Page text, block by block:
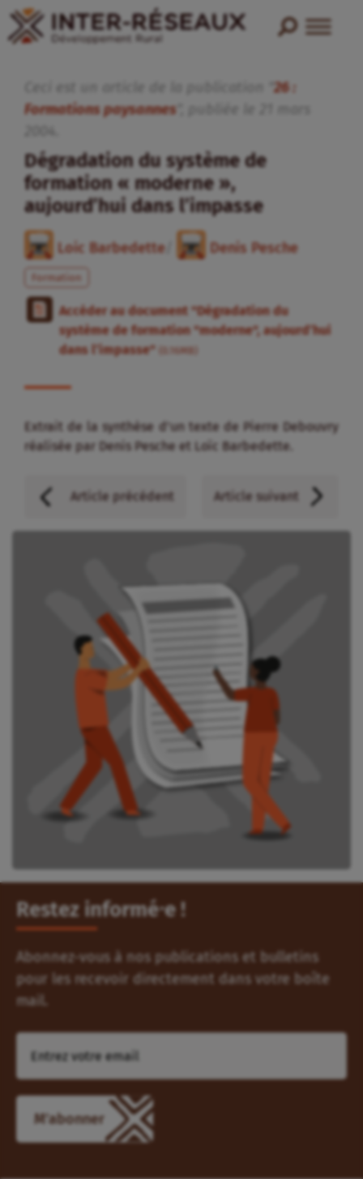
26 :
Formations paysannes
Dégradation du système de
formation « moderne »,
aujourd’hui dans l’impasse
Loic Barbedette Denis Pesche
Formation
Accéder au document "Dégradation du
système de formation "moderne", aujourd’hui
dans l’impasse"
(0.16MB)
Extrait de la synthèse d’un texte de Pierre Debouvry
réalisée par Denis Pesche et Loïc Barbedette.
Article précédent Article suivant
Restez informé⸱e !
Abonnez-vous à nos publications et bulletins
pour les recevoir directement dans votre boîte
mail.
M'abonner